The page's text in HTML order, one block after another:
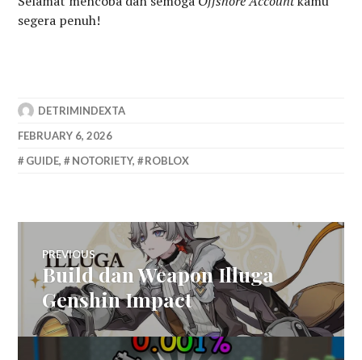
segera penuh!
DETRIMINDEXTA
FEBRUARY 6, 2026
GUIDE, NOTORIETY, ROBLOX
Post
navigation
PREVIOUS
Previous
post:
Build dan Weapon Illuga
Genshin Impact